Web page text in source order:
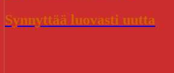
Synnyttää luovasti uutta